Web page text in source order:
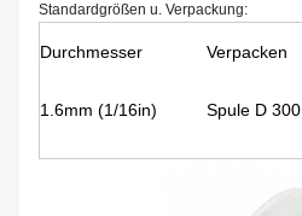
Standardgrößen u. Verpackung:
Durchmesser Verpacken
1.6mm (1/16in)
Spule D 300